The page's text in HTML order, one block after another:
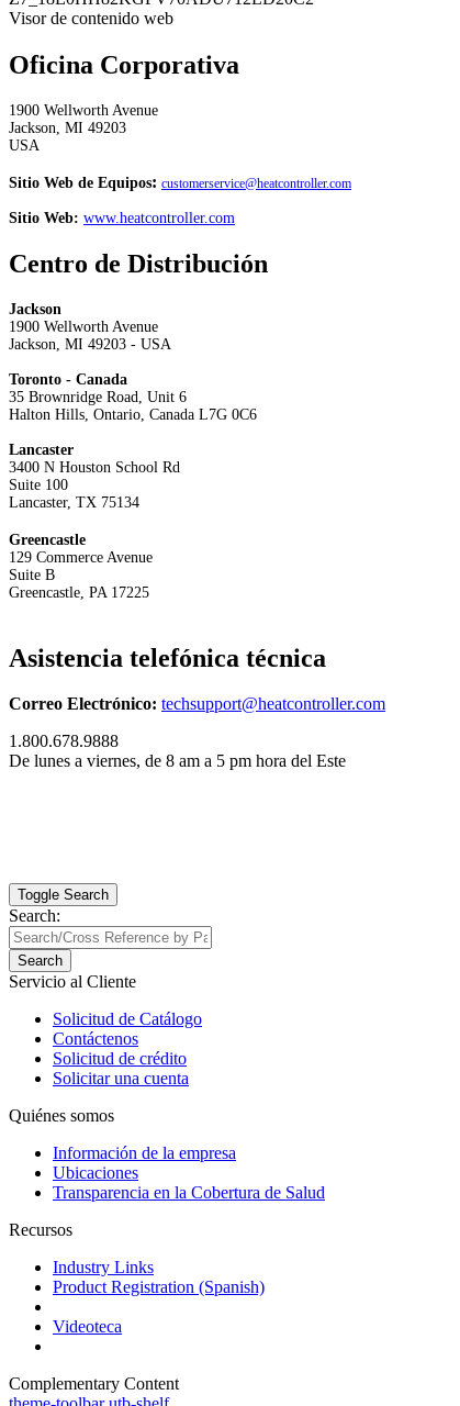
Visor de contenido web
Oficina Corporativa
1900 Wellworth Avenue
Jackson, MI 49203
USA
Sitio Web de Equipos: customerservice@heatcontroller.com
Sitio Web: www.heatcontroller.com
Centro de Distribución
Jackson
1900 Wellworth Avenue
Jackson, MI 49203 - USA
Toronto - Canada
35 Brownridge Road, Unit 6
Halton Hills, Ontario, Canada L7G 0C6
Lancaster
3400 N Houston School Rd
Suite 100
Lancaster, TX 75134
Greencastle
129 Commerce Avenue
Suite B
Greencastle, PA 17225
Asistencia telefónica técnica
Correo Electrónico: techsupport@heatcontroller.com
1.800.678.9888
De lunes a viernes, de 8 am a 5 pm hora del Este
Toggle Search
Search:
Search
Servicio al Cliente
Solicitud de Catálogo
Contáctenos
Solicitud de crédito
Solicitar una cuenta
Quiénes somos
Información de la empresa
Ubicaciones
Transparencia en la Cobertura de Salud
Recursos
Industry Links
Product Registration (Spanish)
Videoteca
Complementary Content